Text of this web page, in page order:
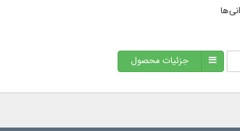
جزئیات محصول